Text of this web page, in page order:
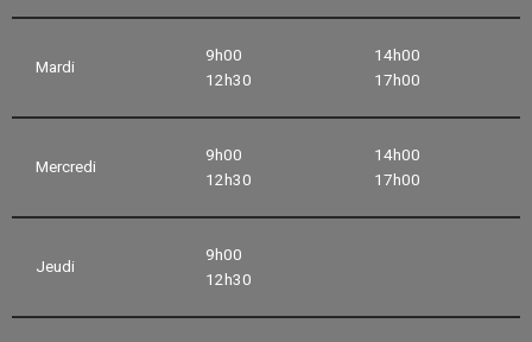
Mardi
9h00
12h30
14h00
17h00
Mercredi
9h00
12h30
14h00
17h00
Jeudi
9h00
12h30